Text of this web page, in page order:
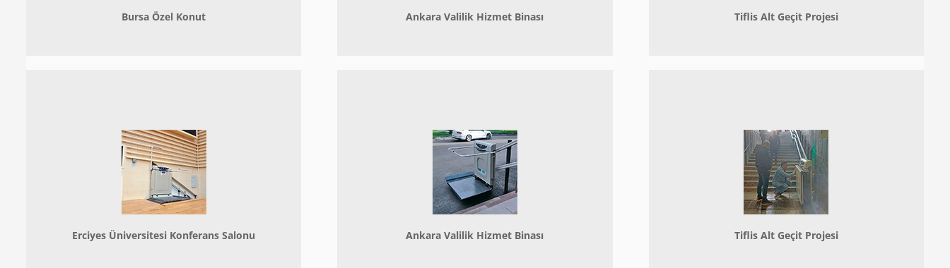
Bursa Özel Konut Ankara Valilik Hizmet Binası Tiflis Alt Geçit Projesi
Erciyes Üniversitesi Konferans Salonu Ankara Valilik Hizmet Binası Tiflis Alt Geçit Projesi